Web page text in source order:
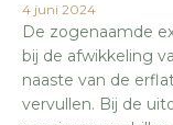
4 juni 2024
De zogenaamde
bij de afwikkeling
naaste van de
vervullen. Bij de